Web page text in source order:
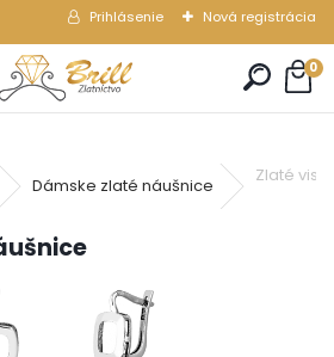
Prihlásenie Nová registrácia
0
Dámske zlaté náušnice
Zlaté